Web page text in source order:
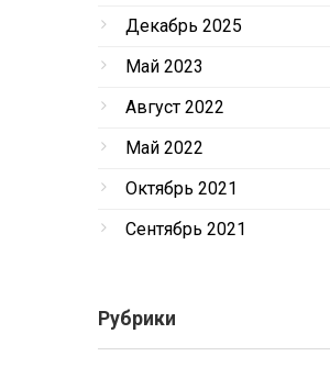
Декабрь 2025
Май 2023
Август 2022
Май 2022
Октябрь 2021
Сентябрь 2021
Рубрики